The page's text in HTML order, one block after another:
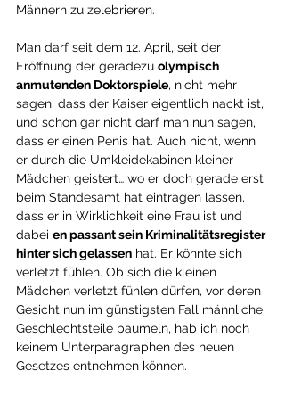
Männern zu zelebrieren.
Man darf seit dem 12. April, seit der
Eröffnung der geradezu olympisch
anmutenden Doktorspiele, nicht mehr
sagen, dass der Kaiser eigentlich nackt ist,
und schon gar nicht darf man nun sagen,
dass er einen Penis hat. Auch nicht, wenn
er durch die Umkleidekabinen kleiner
Mädchen geistert… wo er doch gerade erst
beim Standesamt hat eintragen lassen,
dass er in Wirklichkeit eine Frau ist und
dabei en passant sein Kriminalitätsregister
hinter sich gelassen hat. Er könnte sich
verletzt fühlen. Ob sich die kleinen
Mädchen verletzt fühlen dürfen, vor deren
Gesicht nun im günstigsten Fall männliche
Geschlechtsteile baumeln, hab ich noch
keinem Unterparagraphen des neuen
Gesetzes entnehmen können.